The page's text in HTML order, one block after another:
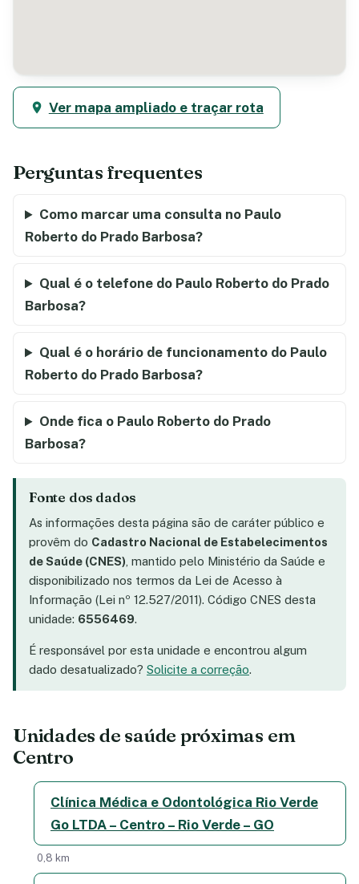
Ver mapa ampliado e traçar rota
Perguntas frequentes
Como marcar uma consulta no Paulo
Roberto do Prado Barbosa?
Qual é o telefone do Paulo Roberto do Prado
Barbosa?
Qual é o horário de funcionamento do Paulo
Roberto do Prado Barbosa?
Onde fica o Paulo Roberto do Prado
Barbosa?
Fonte dos dados
As informações desta página são de caráter público e
provêm do Cadastro Nacional de Estabelecimentos
de Saúde (CNES) , mantido pelo Ministério da Saúde e
disponibilizado nos termos da Lei de Acesso à
Informação (Lei nº 12.527/2011). Código CNES desta
unidade: 6556469.
É responsável por esta unidade e encontrou algum
dado desatualizado? Solicite a correção.
Unidades de saúde próximas em
Centro
Clínica Médica e Odontológica Rio Verde
Go LTDA – Centro – Rio Verde – GO
0,8 km